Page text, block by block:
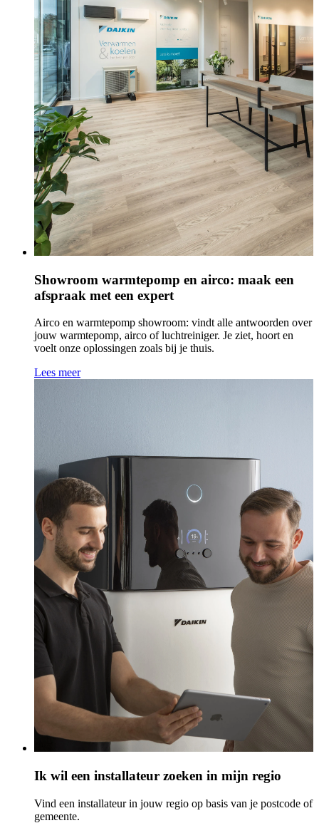
Showroom warmtepomp en airco: maak een
afspraak met een expert
Airco en warmtepomp showroom: vindt alle antwoorden over
jouw warmtepomp, airco of luchtreiniger. Je ziet, hoort en
voelt onze oplossingen zoals bij je thuis.
Lees meer
Ik wil een installateur zoeken in mijn regio
Vind een installateur in jouw regio op basis van je postcode of
gemeente.